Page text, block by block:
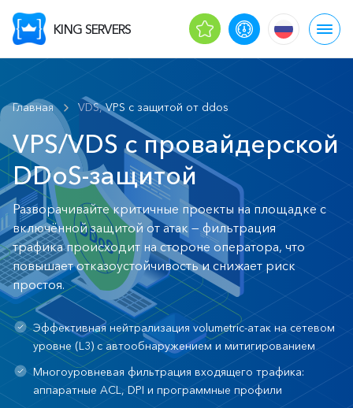
KING SERVERS
Главная VDS, VPS с защитой от ddos
VPS/VDS с провайдерской
DDoS-защитой
Разворачивайте критичные проекты на площадке с
включённой защитой от атак — фильтрация
трафика происходит на стороне оператора, что
повышает отказоустойчивость и снижает риск
простоя.
Эффективная нейтрализация volumetric-атак на сетевом
уровне (L3) с автообнаружением и митигированием
Многоуровневая фильтрация входящего трафика:
аппаратные ACL, DPI и программные профили